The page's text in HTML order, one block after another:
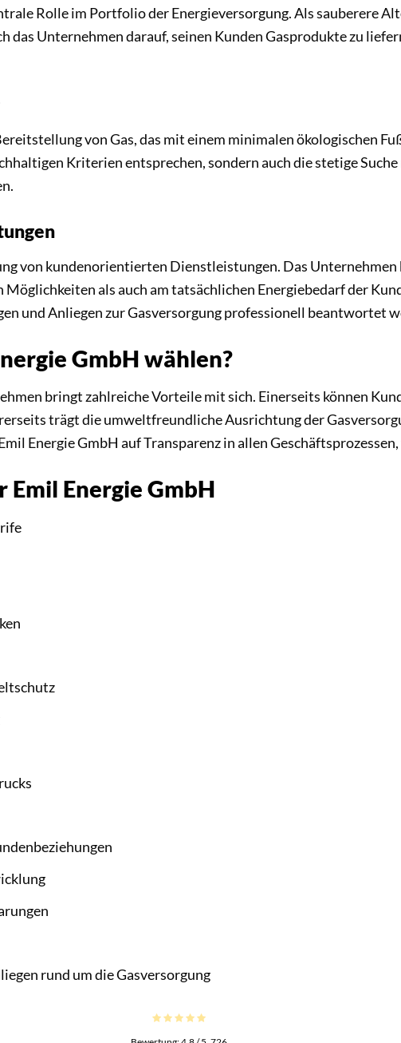
Rolle im Portfolio der Energieversorgung. Als sauberere
das Unternehmen darauf, seinen Kunden Gasprodukte zu
von Gas, das mit einem minimalen ökologischen
Kriterien entsprechen, sondern auch die stetige
von kundenorientierten Dienstleistungen. Das
Möglichkeiten als auch am tatsächlichen Energiebedarf der
und Anliegen zur Gasversorgung professionell beantwortet
GmbH wählen?
bringt zahlreiche Vorteile mit sich. Einerseits können
trägt die umweltfreundliche Ausrichtung der
Energie GmbH auf Transparenz in allen
Energie GmbH
rund um die Gasversorgung